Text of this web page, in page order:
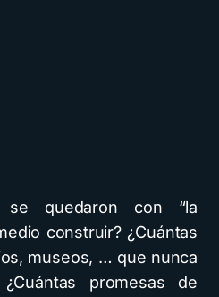
se quedaron con “la
construir? ¿Cuántas
museos, … que nunca
promesas de